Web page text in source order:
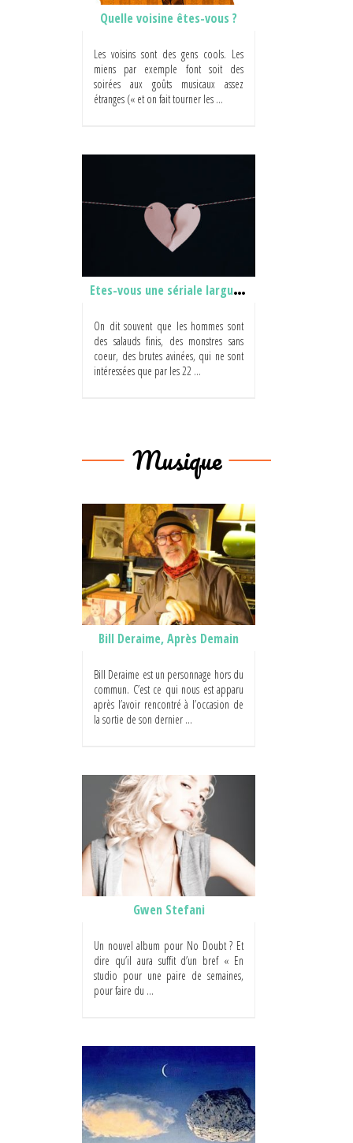
Quelle voisine êtes-vous ?
Les voisins sont des gens cools. Les
miens par exemple font soit des
soirées aux goûts musicaux assez
étranges (« et on fait tourner les ...
Etes-vous une sériale largueuse?
On dit souvent que les hommes sont
des salauds finis, des monstres sans
coeur, des brutes avinées, qui ne sont
intéressées que par les 22 ...
Musique
Bill Deraime, Après Demain
Bill Deraime est un personnage hors du
commun. C’est ce qui nous est apparu
après l’avoir rencontré à l’occasion de
la sortie de son dernier ...
Gwen Stefani
Un nouvel album pour No Doubt ? Et
dire qu’il aura suffit d’un bref « En
studio pour une paire de semaines,
pour faire du ...